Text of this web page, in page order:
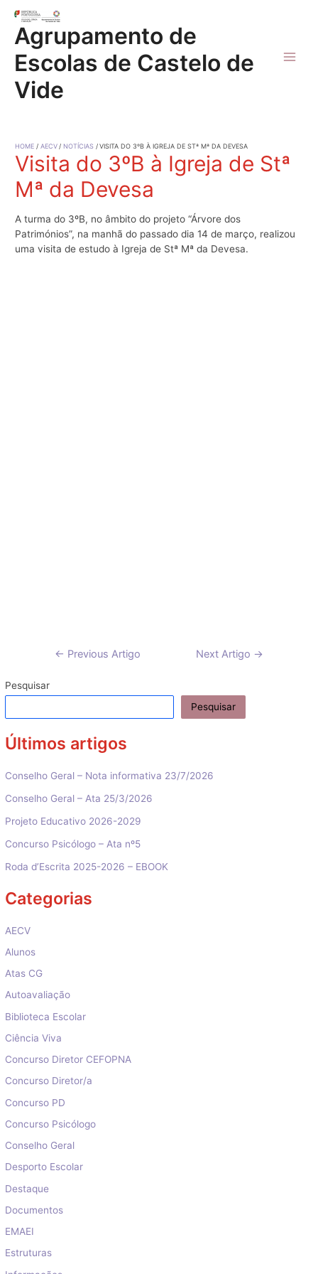
content
Agrupamento de
Escolas de Castelo de
Vide
HOME AECV NOTÍCIAS VISITA DO 3ºB À IGREJA DE STª Mª DA DEVESA
Visita do 3ºB à Igreja de Stª
Mª da Devesa
A turma do 3ºB, no âmbito do projeto “Árvore dos
Patrimónios”, na manhã do passado dia 14 de março, realizou
uma visita de estudo à Igreja de Stª Mª da Devesa.
Navegação
artigos
← Previous Artigo Next Artigo →
Pesquisar
Pesquisar
Últimos artigos
Conselho Geral – Nota informativa 23/7/2026
Conselho Geral – Ata 25/3/2026
Projeto Educativo 2026-2029
Concurso Psicólogo – Ata nº5
Roda d’Escrita 2025-2026 – EBOOK
Categorias
AECV
Alunos
Atas CG
Autoavaliação
Biblioteca Escolar
Ciência Viva
Concurso Diretor CEFOPNA
Concurso Diretor/a
Concurso PD
Concurso Psicólogo
Conselho Geral
Desporto Escolar
Destaque
Documentos
EMAEI
Estruturas